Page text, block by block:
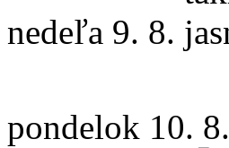
nedeľa 9. 8.
pondelok 10. 8.